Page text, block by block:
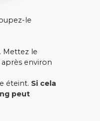
le
Mettez le
environ
éteint. Si cela
peut